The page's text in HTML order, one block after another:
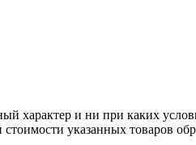
и ни при каких
указанных товаров